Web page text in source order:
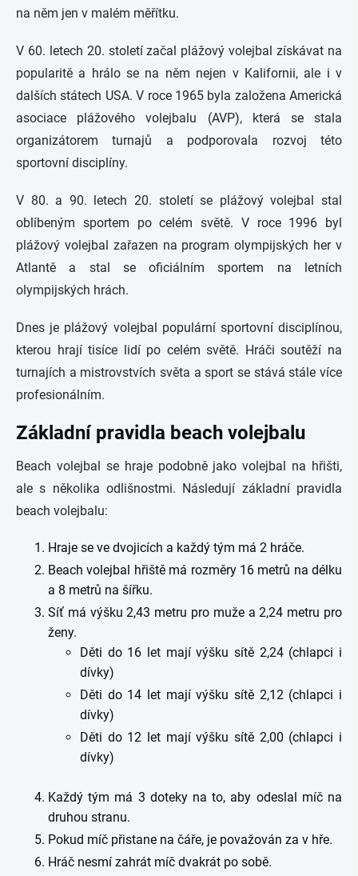
na něm jen v malém měřítku.
V 60. letech 20. století začal plážový volejbal získávat na
popularitě a hrálo se na něm nejen v Kalifornii, ale i v
dalších státech USA. V roce 1965 byla založena Americká
asociace plážového volejbalu (AVP), která se stala
organizátorem turnajů a podporovala rozvoj této
sportovní disciplíny.
V 80. a 90. letech 20. století se plážový volejbal stal
oblíbeným sportem po celém světě. V roce 1996 byl
plážový volejbal zařazen na program olympijských her v
Atlantě a stal se oficiálním sportem na letních
olympijských hrách.
Dnes je plážový volejbal populární sportovní disciplínou,
kterou hrají tisíce lidí po celém světě. Hráči soutěží na
turnajích a mistrovstvích světa a sport se stává stále více
profesionálním.
Základní pravidla beach volejbalu
Beach volejbal se hraje podobně jako volejbal na hřišti,
ale s několika odlišnostmi. Následují základní pravidla
beach volejbalu:
Hraje se ve dvojicích a každý tým má 2 hráče.
Beach volejbal hřiště má rozměry 16 metrů na délku
a 8 metrů na šířku.
Síť má výšku 2,43 metru pro muže a 2,24 metru pro
ženy.
Děti do 16 let mají výšku sítě 2,24 (chlapci i
dívky)
Děti do 14 let mají výšku sítě 2,12 (chlapci i
dívky)
Děti do 12 let mají výšku sítě 2,00 (chlapci i
dívky)
Každý tým má 3 doteky na to, aby odeslal míč na
druhou stranu.
Pokud míč přistane na čáře, je považován za v hře.
Hráč nesmí zahrát míč dvakrát po sobě.